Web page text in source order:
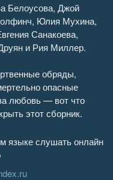
Белоусова, Джой
Юлия Мухина,
Санакоева,
и Рия Миллер.
обряды,
опасные
любовь — вот что
этот сборник.
языке слушать онлайн